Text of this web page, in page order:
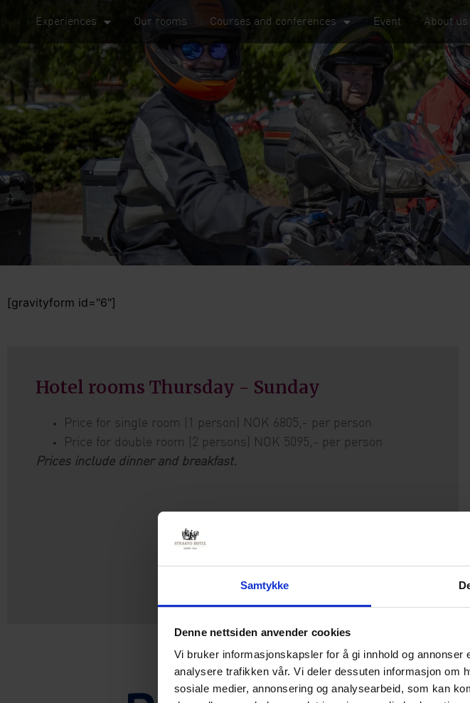
Samtykke
Denne nettsiden anvender cookies
Vi bruker informasjonskapsler for å gi innhold og
analysere trafikken vår. Vi deler dessuten informasjon om
sosiale medier, annonsering og analysearbeid, som kan
Experiences Our rooms Courses and conferences Event About us
[gravityform id="6"]
Hotel rooms Thursday - Sunday
Price for single room (1 person) NOK 6805,- per person
Price for double room (2 persons) NOK 5095,- per person
Prices include dinner and breakfast.